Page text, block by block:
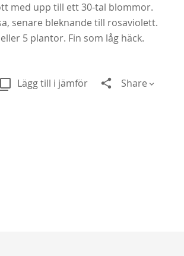
med upp till ett 30-tal blommor.
senare bleknande till rosaviolett.
5 plantor. Fin som låg häck.
Lägg till i jämför Share